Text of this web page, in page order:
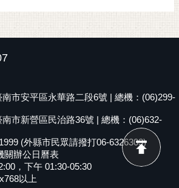
市安平區永華路二段6號 | 總機：(06)299-
市新營區民治路36號 | 總機：(06)632-
(外縣市民眾請撥打06-6326303)
關辦公日曆表
，下午 01:30-05:30
以上